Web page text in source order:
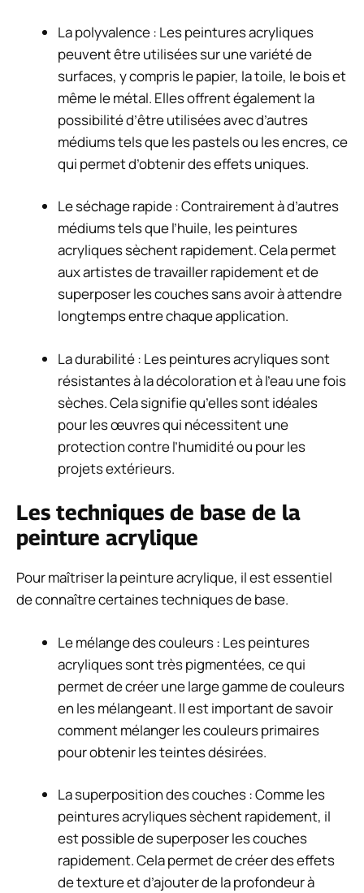
La polyvalence : Les peintures acryliques
peuvent être utilisées sur une variété de
surfaces, y compris le papier, la toile, le bois et
même le métal. Elles offrent également la
possibilité d’être utilisées avec d’autres
médiums tels que les pastels ou les encres, ce
qui permet d’obtenir des effets uniques.
Le séchage rapide : Contrairement à d’autres
médiums tels que l’huile, les peintures
acryliques sèchent rapidement. Cela permet
aux artistes de travailler rapidement et de
superposer les couches sans avoir à attendre
longtemps entre chaque application.
La durabilité : Les peintures acryliques sont
résistantes à la décoloration et à l’eau une fois
sèches. Cela signifie qu’elles sont idéales
pour les œuvres qui nécessitent une
protection contre l’humidité ou pour les
projets extérieurs.
Les techniques de base de la
peinture acrylique
Pour maîtriser la peinture acrylique, il est essentiel
de connaître certaines techniques de base.
Le mélange des couleurs : Les peintures
acryliques sont très pigmentées, ce qui
permet de créer une large gamme de couleurs
en les mélangeant. Il est important de savoir
comment mélanger les couleurs primaires
pour obtenir les teintes désirées.
La superposition des couches : Comme les
peintures acryliques sèchent rapidement, il
est possible de superposer les couches
rapidement. Cela permet de créer des effets
de texture et d’ajouter de la profondeur à